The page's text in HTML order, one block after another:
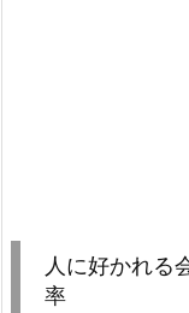
人に好かれる
率